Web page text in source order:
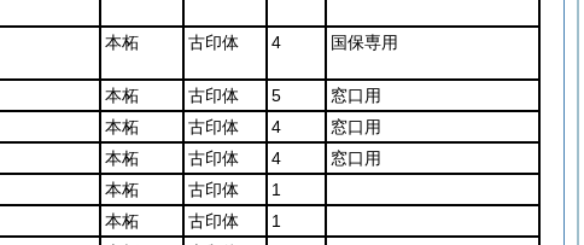
本柘 古印体 4 国保専用
本柘 古印体 5
窓口用
本柘 古印体 4
窓口用
本柘 古印体 4
窓口用
本柘 古印体
1
本柘 古印体
1